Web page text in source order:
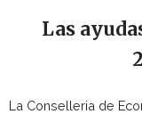
Las
La Conselleria de